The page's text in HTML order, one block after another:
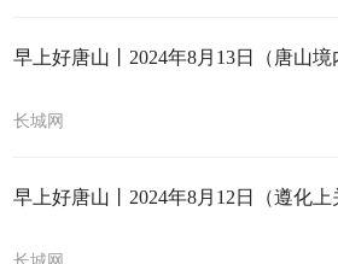
早上好唐山丨2024年8月13日（唐山境
长城网
早上好唐山丨2024年8月12日（遵化上
长城网